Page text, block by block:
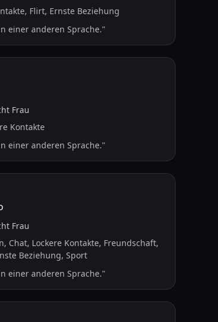
Flirt, Ernste Beziehung
einer anderen Sprache."
Frau
Kontakte
einer anderen Sprache."
Frau
Chat, Lockere Kontakte, Freundschaft,
Beziehung, Sport
einer anderen Sprache."